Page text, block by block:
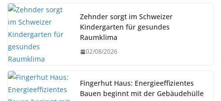
Zehnder sorgt im Schweizer
Kindergarten für gesundes
Raumklima
02/08/2026
Fingerhut Haus: Energieeffizientes
Bauen beginnt mit der Gebäudehülle